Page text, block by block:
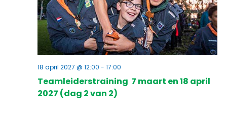
Teamleiderstraining 7 maart en 18 april
2027 (dag 2 van 2)
18 april 2027 @ 12:00 - 17:00